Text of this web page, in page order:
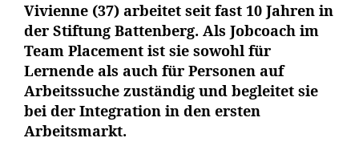
Vivienne (37) arbeitet seit fast 10 Jahren in
der Stiftung Battenberg. Als Jobcoach im
Team Placement ist sie sowohl für
Lernende als auch für Personen auf
Arbeitssuche zuständig und begleitet sie
bei der Integration in den ersten
Arbeitsmarkt.